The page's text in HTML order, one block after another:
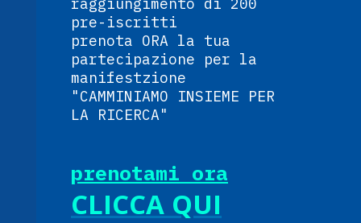
pre-iscritti
prenota ORA la tua
partecipazione per la
manifestzione
"CAMMINIAMO INSIEME PER
LA RICERCA"
prenotami ora
CLICCA QUI